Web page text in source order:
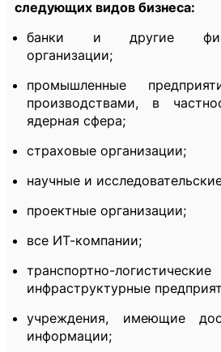
следующих видов бизнеса:
банки и другие
организации;
промышленные
производствами, в
ядерная сфера;
страховые организации;
научные и
проектные организации;
все ИТ-компании;
транспортно-
инфраструктурные
учреждения, имеющие
информации;